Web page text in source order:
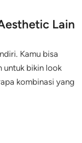
Lain
Kamu bisa
untuk bikin look
kombinasi yang